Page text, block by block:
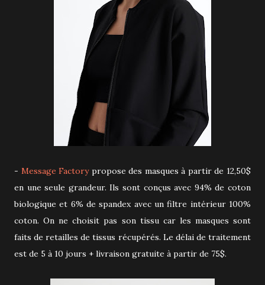
- Message Factorypropose des masques à partir de 12,50$
en une seule grandeur. Ils sont conçus avec 94% de coton
biologique et 6% de spandex avec un filtre intérieur 100%
coton. On ne choisit pas son tissu car les masques sont
faits de retailles de tissus récupérés. Le délai de traitement
est de 5 à 10 jours + livraison gratuite à partir de 75$.